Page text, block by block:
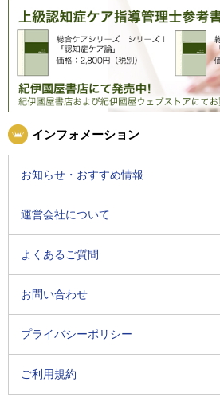
インフォメーション
お知らせ・おすすめ情報
運営会社について
よくあるご質問
お問い合わせ
プライバシーポリシー
ご利用規約